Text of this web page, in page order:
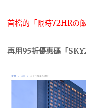
首檔的「限時72HRの
再用95折優惠碼「